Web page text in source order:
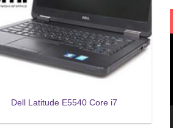
Dell Latitude E5540 Core i7